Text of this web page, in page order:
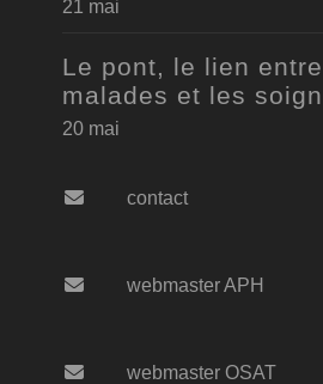
21 mai
Le pont, le lien
malades et les
20 mai
contact
webmaster APH
webmaster OSAT